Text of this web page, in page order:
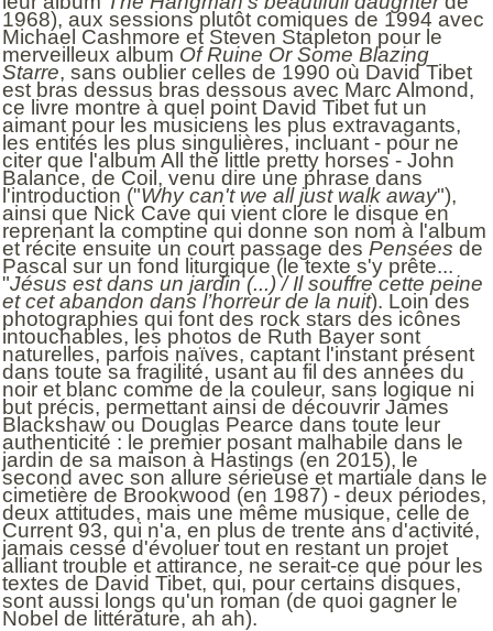
1968), aux sessions plutôt comiques de 1994 avec
Michael Cashmore et Steven Stapleton pour le
merveilleux album Of Ruine Or Some Blazing
Starre, sans oublier celles de 1990 où David Tibet
est bras dessus bras dessous avec Marc Almond,
ce livre montre à quel point David Tibet fut un
aimant pour les musiciens les plus extravagants,
les entités les plus singulières, incluant - pour ne
citer que l'album All the little pretty horses - John
Balance, de Coil, venu dire une phrase dans
l'introduction ("Why can't we all just walk away"),
ainsi que Nick Cave qui vient clore le disque en
reprenant la comptine qui donne son nom à l'album
et récite ensuite un court passage des Pensées de
Pascal sur un fond liturgique (le texte s'y prête...
"Jésus est dans un jardin (...) / Il souffre cette peine
et cet abandon dans l’horreur de la nuit). Loin des
photographies qui font des rock stars des icônes
intouchables, les photos de Ruth Bayer sont
naturelles, parfois naïves, captant l'instant présent
dans toute sa fragilité, usant au fil des années du
noir et blanc comme de la couleur, sans logique ni
but précis, permettant ainsi de découvrir James
Blackshaw ou Douglas Pearce dans toute leur
authenticité : le premier posant malhabile dans le
jardin de sa maison à Hastings (en 2015), le
second avec son allure sérieuse et martiale dans le
cimetière de Brookwood (en 1987) - deux périodes,
deux attitudes, mais une même musique, celle de
Current 93, qui n'a, en plus de trente ans d'activité,
jamais cessé d'évoluer tout en restant un projet
alliant trouble et attirance, ne serait-ce que pour les
textes de David Tibet, qui, pour certains disques,
sont aussi longs qu'un roman (de quoi gagner le
Nobel de littérature, ah ah).